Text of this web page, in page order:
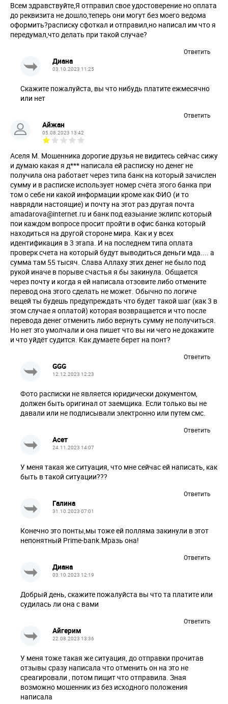
Всем здравствуйте,Я отправил свое удостоверение но оплата
до реквизита не дошло,теперь они могут без моего ведома
оформить?расписку сфоткал и отправил,но написал им что я
передумал,что делать при такой случае?
Ответить
Диана
03.10.2023 11:25
Скажите пожалуйста, вы что нибудь платите ежмесячно
или нет
Ответить
Айжан
05.08.2023 13:42
Аселя М. Мошенника дорогие друзья не видитесь сейчас сижу
и думаю какая я д*** написала ей расписку но денег не
получила она работает через типа банк на который зачислен
сумму и в расписке использует номер счёта этого банка при
том о себе ни какой информации кроме как ФИО (и то
наврядли настоящие) и почту на этот раз другая почта
amadarova@internet.ru и банк под еазыание эклипс который
пои каждом вопросе просит пройти в офис банка который
находиться на другой стороне мира. Как и у всех
идентификация в 3 этапа. И на последнем типа оплата
проверк счета на который будут выводиться деньги мда.... а
сумма там 55 тысяч. Слава Аллаху этих денег не было под
рукой иначе в порыве счастья я бы закинула. Общается
через почту и когда я ей написала отзовите либо отмените
перевод она этого сделать не может. Обычно по логиче
вещей ты будешь предупреждать что будет такой шаг (как 3 в
этом случае я оплатой) которая возвращается и что после
перевода денег отменить либо вернуть сумму не получиться.
Но нет это умолчали и она пишет что вы ни чего не докажите
и что уйдёт судится. Как думаете берет на понт?
Ответить
GGG
12.12.2023 12:23
Фото расписки не является юридически документом,
должен быть оригинал от заемщика. Если только вы не
давали или не подписывали электронно или путем смс.
Ответить
Асет
24.11.2023 14:07
У меня такая же ситуация, что мне сейчас ей написать, как
быть в такой ситуации???
Ответить
Галина
31.10.2023 07:01
Конечно это понты,мы тоже ей полляма закинули в этот
непонятный Prime-bank.Мразь она!
Ответить
Диана
03.10.2023 12:19
Добрый день, скажите пожалуйста вы что та платите или
судилась ли она с вами
Ответить
Айгерим
22.08.2023 13:36
У меня тоже такая же ситуация, до отправки прочитав
отзывы сразу написала что отменить он на это не
среагировали , потом пищит что отправила. Зная
возможно мошенник из без исходного положения
написала